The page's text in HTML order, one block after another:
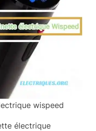
wispeed
électrique